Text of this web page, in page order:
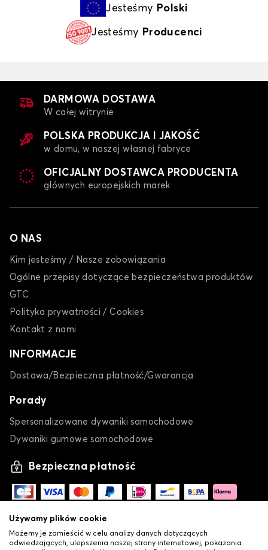
Jesteśmy Polski
Jesteśmy Producenci
DARMOWA DOSTAWA
W całej witrynie
POLSKA PRODUKCJA I JAKOŚĆ
w domu, w naszej własnej fabryce
OFICJALNY DOSTAWCA PRODUCENTA
głównych europejskich marek
O NAS
Kim jesteśmy / Nasze zobowiązania
Ogólne przepisy dotyczące bezpieczeństwa produktów
GTC
Polityka prywatności / Cookies
Kontakt z nami
INFORMACJE
Dostawa/Bezpieczna płatność/Gwarancja
Porady
Spersonalizowane dywaniki samochodowe
Dywaniki gumowe samochodowe
Bezpieczna płatność
Używamy plików cookie
Możemy je zamieścić w celu analizy danych dotyczących
odwiedzających, ulepszenia naszej strony internetowej, pokazania